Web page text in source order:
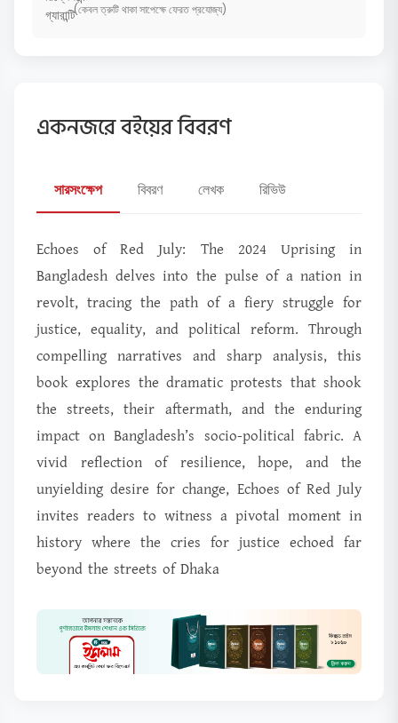
(কেবল ত্রুটি থাকা সাপেক্ষে ফেরত প্রযোজ্য)
একনজরে বইয়ের বিবরণ
সারসংক্ষেপ বিবরণ লেখক রিভিউ
Echoes of Red July: The 2024 Uprising in
Bangladesh delves into the pulse of a nation in
revolt, tracing the path of a fiery struggle for
justice, equality, and political reform. Through
compelling narratives and sharp analysis, this
book explores the dramatic protests that shook
the streets, their aftermath, and the enduring
impact on Bangladesh’s socio-political fabric. A
vivid reflection of resilience, hope, and the
unyielding desire for change, Echoes of Red July
invites readers to witness a pivotal moment in
history where the cries for justice echoed far
beyond the streets of Dhaka